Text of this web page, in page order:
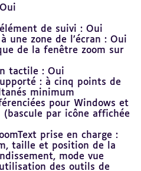
de suivi : Oui
une zone de l’écran : Oui
de la fenêtre zoom sur
tactile : Oui
: à cinq points de
minimum
pour Windows et
(bascule par icône affichée
prise en charge :
taille et position de la
mode vue
des outils de